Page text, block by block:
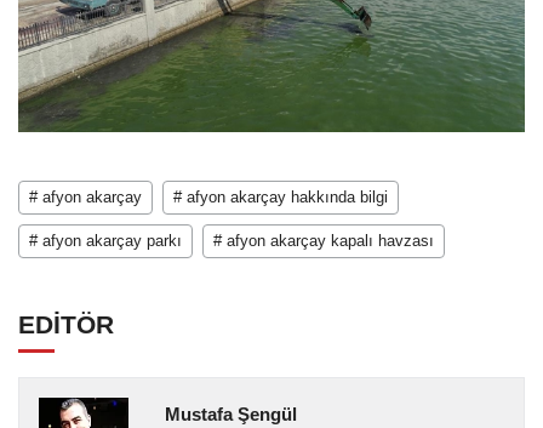
# afyon akarçay # afyon akarçay hakkında bilgi
# afyon akarçay parkı # afyon akarçay kapalı havzası
EDİTÖR
Mustafa Şengül